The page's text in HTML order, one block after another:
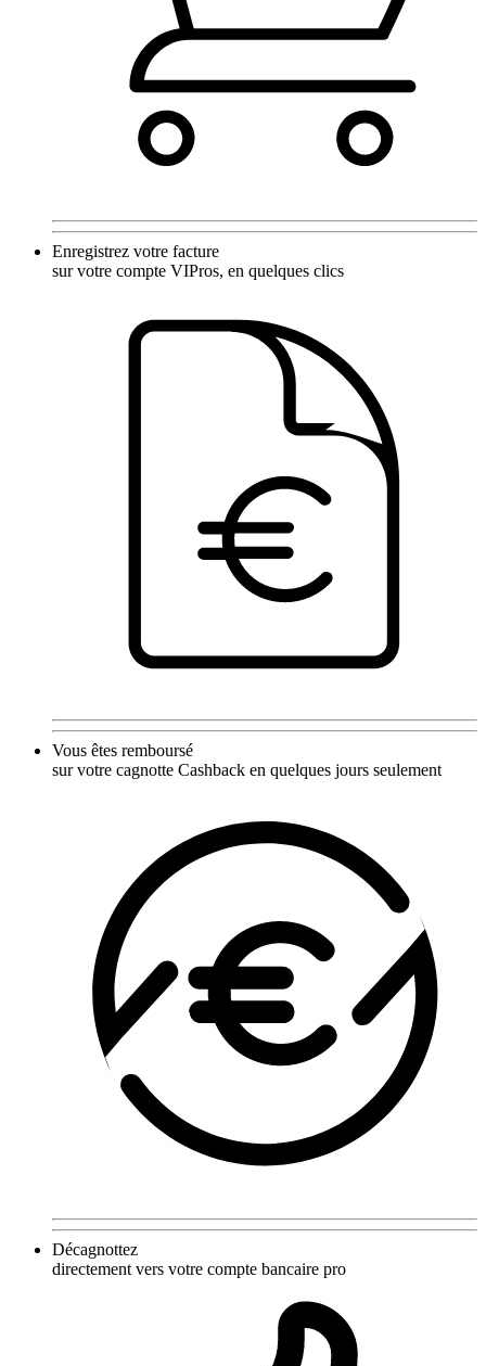
Enregistrez votre facture
sur votre compte VIPros, en quelques clics
Vous êtes remboursé
sur votre cagnotte Cashback en quelques jours seulement
Décagnottez
directement vers votre compte bancaire pro